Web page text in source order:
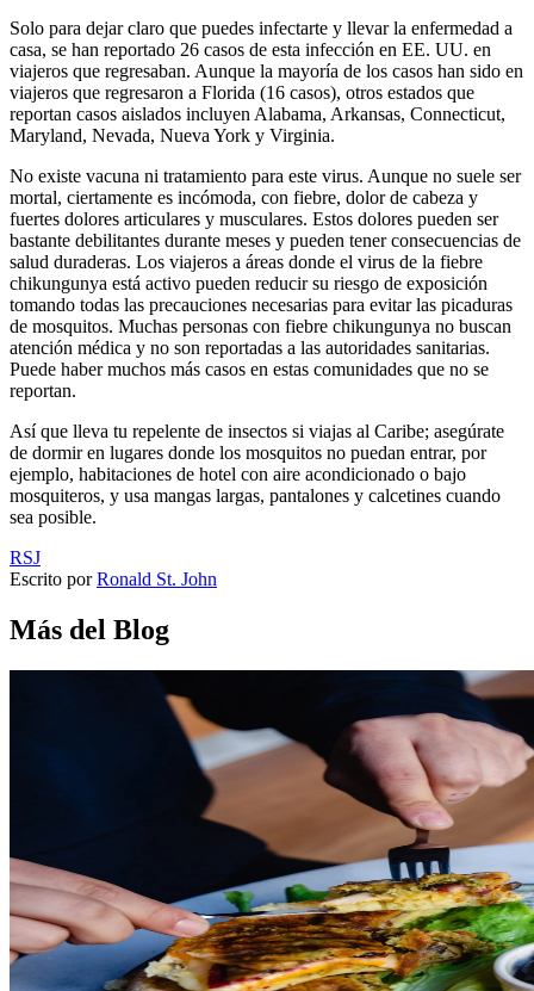
Solo para dejar claro que puedes infectarte y llevar la enfermedad a
casa, se han reportado 26 casos de esta infección en EE. UU. en
viajeros que regresaban. Aunque la mayoría de los casos han sido en
viajeros que regresaron a Florida (16 casos), otros estados que
reportan casos aislados incluyen Alabama, Arkansas, Connecticut,
Maryland, Nevada, Nueva York y Virginia.
No existe vacuna ni tratamiento para este virus. Aunque no suele ser
mortal, ciertamente es incómoda, con fiebre, dolor de cabeza y
fuertes dolores articulares y musculares. Estos dolores pueden ser
bastante debilitantes durante meses y pueden tener consecuencias de
salud duraderas. Los viajeros a áreas donde el virus de la fiebre
chikungunya está activo pueden reducir su riesgo de exposición
tomando todas las precauciones necesarias para evitar las picaduras
de mosquitos. Muchas personas con fiebre chikungunya no buscan
atención médica y no son reportadas a las autoridades sanitarias.
Puede haber muchos más casos en estas comunidades que no se
reportan.
Así que lleva tu repelente de insectos si viajas al Caribe; asegúrate
de dormir en lugares donde los mosquitos no puedan entrar, por
ejemplo, habitaciones de hotel con aire acondicionado o bajo
mosquiteros, y usa mangas largas, pantalones y calcetines cuando
sea posible.
RSJ
Escrito por Ronald St. John
Más del Blog